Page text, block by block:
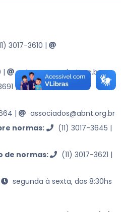
3017-3610 |
|
educacao@abnt.org.br
|
|
associados@abnt.org.br
normas:
(11) 3017-3645 |
de normas:
(11) 3017-3621 |
segunda à sexta, das 8:30hs